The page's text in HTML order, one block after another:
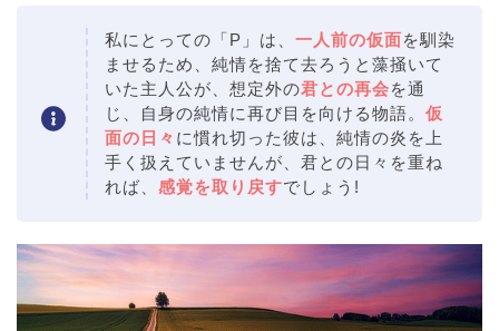
私にとっての「P」は、 一人前の仮面を馴染
ませるため、純情を捨て去ろうと藻掻いて
いた主人公が、想定外の君との再会を通
じ、自身の純情に再び目を向ける物語。 仮
面の日々 に慣れ切った彼は、純情の炎を上
手く扱えていませんが、君との日々を重ね
れば、 感覚を取り戻すでしょう!